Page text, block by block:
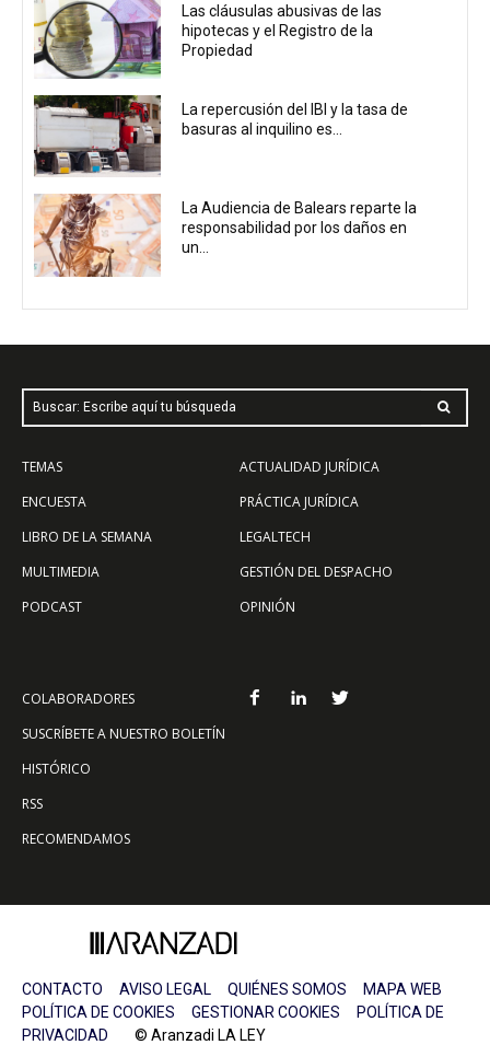
Las cláusulas abusivas de las
hipotecas y el Registro de la
Propiedad
La repercusión del IBI y la tasa de
basuras al inquilino es...
La Audiencia de Balears reparte la
responsabilidad por los daños en
un...
Buscar: Escribe aquí tu búsqueda
TEMAS
ENCUESTA
LIBRO DE LA SEMANA
MULTIMEDIA
PODCAST
ACTUALIDAD JURÍDICA
PRÁCTICA JURÍDICA
LEGALTECH
GESTIÓN DEL DESPACHO
OPINIÓN
COLABORADORES
SUSCRÍBETE A NUESTRO BOLETÍN
HISTÓRICO
RSS
RECOMENDAMOS
CONTACTO AVISO LEGAL QUIÉNES SOMOS
MAPA WEB
POLÍTICA DE COOKIES
GESTIONAR COOKIES
POLÍTICA DE
PRIVACIDAD © Aranzadi LA LEY